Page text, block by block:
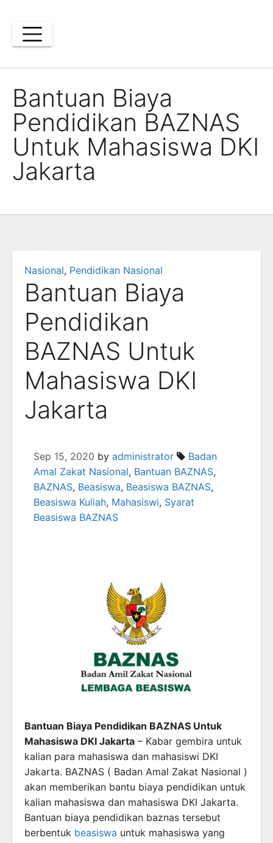
content
Bantuan Biaya
Pendidikan BAZNAS
Untuk Mahasiswa DKI
Jakarta
Nasional, Pendidikan Nasional
Bantuan Biaya
Pendidikan
BAZNAS Untuk
Mahasiswa DKI
Jakarta
Sep 15, 2020 by administrator
Badan
Amal Zakat Nasional, Bantuan BAZNAS,
BAZNAS, Beasiswa, Beasiswa BAZNAS,
Beasiswa Kuliah, Mahasiswi, Syarat
Beasiswa BAZNAS
Bantuan Biaya Pendidikan BAZNAS Untuk
Mahasiswa DKI Jakarta – Kabar gembira untuk
kalian para mahasiswa dan mahasiswi DKI
Jakarta. BAZNAS ( Badan Amal Zakat Nasional )
akan memberikan bantu biaya pendidikan untuk
kalian mahasiswa dan mahasiswa DKI Jakarta.
Bantuan biaya pendidikan baznas tersebut
berbentuk beasiswa untuk mahasiswa yang